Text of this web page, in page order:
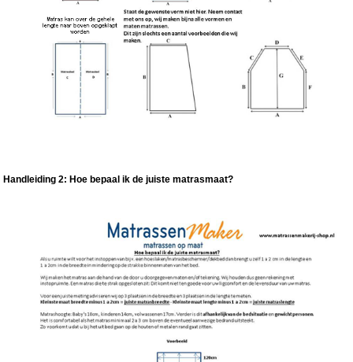
Handleiding 2: Hoe bepaal ik de juiste matrasmaat?